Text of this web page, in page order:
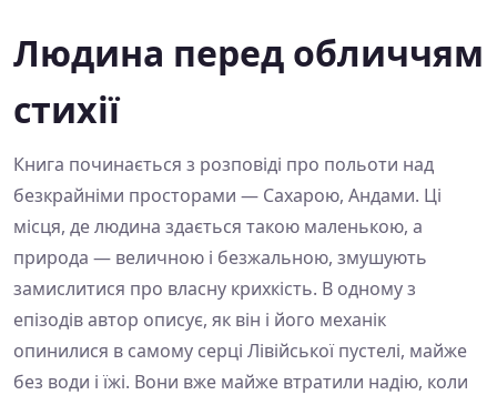
Людина перед обличчям
стихії
Книга починається з розповіді про польоти над
безкрайніми просторами — Сахарою, Андами. Ці
місця, де людина здається такою маленькою, а
природа — величною і безжальною, змушують
замислитися про власну крихкість. В одному з
епізодів автор описує, як він і його механік
опинилися в самому серці Лівійської пустелі, майже
без води і їжі. Вони вже майже втратили надію, коли